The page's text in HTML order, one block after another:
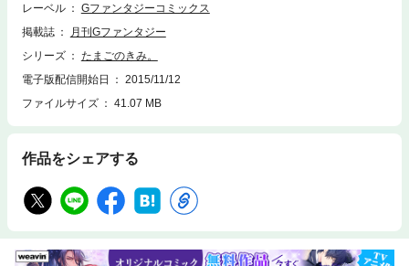
レーベル
Gファンタジーコミックス
掲載誌
月刊Gファンタジー
シリーズ
たまごのきみ。
電子版配信開始日
2015/11/12
ファイルサイズ
41.07 MB
作品をシェアする